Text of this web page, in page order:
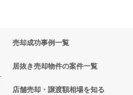
売却成功事例一覧
居抜き売却物件の案件一覧
店舗売却・譲渡額相場を知る